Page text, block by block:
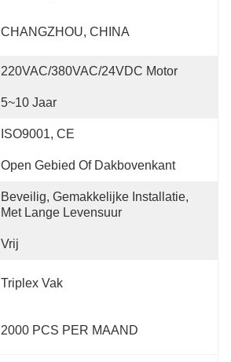
CHANGZHOU, CHINA
220VAC/380VAC/24VDC Motor
5~10 Jaar
ISO9001, CE
Open Gebied Of Dakbovenkant
Beveilig, Gemakkelijke Installatie,
Met Lange Levensuur
Vrij
Triplex Vak
2000 PCS PER MAAND